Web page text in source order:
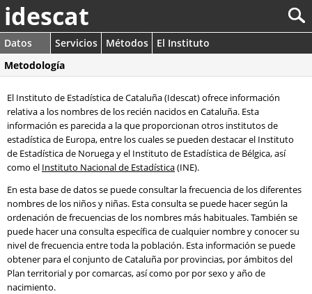
idescat
Datos Servicios Métodos
El Instituto
Metodología
El Instituto de Estadística de Cataluña (Idescat) ofrece información
relativa a los nombres de los recién nacidos en Cataluña. Esta
información es parecida a la que proporcionan otros institutos de
estadística de Europa, entre los cuales se pueden destacar el Instituto
de Estadística de Noruega y el Instituto de Estadística de Bélgica, así
como el Instituto Nacional de Estadística(INE).
En esta base de datos se puede consultar la frecuencia de los diferentes
nombres de los niños y niñas. Esta consulta se puede hacer según la
ordenación de frecuencias de los nombres más habituales. También se
puede hacer una consulta específica de cualquier nombre y conocer su
nivel de frecuencia entre toda la población. Esta información se puede
obtener para el conjunto de Cataluña por provincias, por ámbitos del
Plan territorial y por comarcas, así como por por sexo y año de
nacimiento.